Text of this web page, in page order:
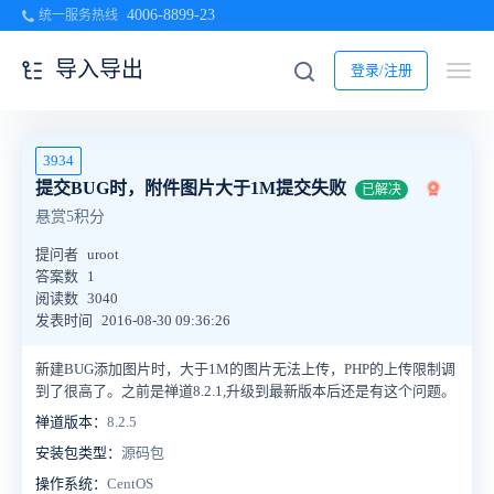
统一服务热线 4006-8899-23
登录/注册
导入导出
3934
提交BUG时，附件图片大于1M提交失败 已解决
悬赏5积分
提问者 uroot
答案数 1
阅读数 3040
发表时间
2016-08-30 09:36:26
新建BUG添加图片时，大于1M的图片无法上传，PHP的上传限制调
到了很高了。之前是禅道8.2.1,升级到最新版本后还是有这个问题。
禅道版本： 8.2.5
安装包类型： 源码包
操作系统： CentOS